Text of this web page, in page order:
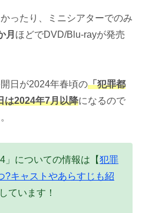
ったり、ミニシアターでのみ
月 ほどでDVD/Blu-rayが発売
日が2024年春頃の「犯罪都
は2024年7月以降になるので
についての情報は【犯罪
?キャストやあらすじも紹
ています！